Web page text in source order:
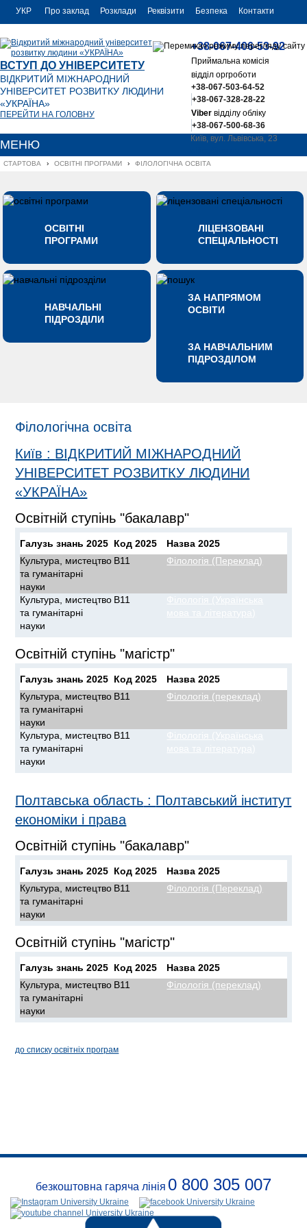
УКР
ENG
Про заклад Розклади Реквізити Безпека Контакти
ВСТУП ДО УНІВЕРСИТЕТУ
ВІДКРИТИЙ МІЖНАРОДНИЙ
УНІВЕРСИТЕТ РОЗВИТКУ ЛЮДИНИ
«УКРАЇНА»
ПЕРЕЙТИ НА ГОЛОВНУ
+38-067-406-53-92
Приймальна комісія
відділ оргроботи
+38-067-503-64-52
+38-067-328-28-22
Viberвідділу обліку
+38-067-500-68-36
Київ, вул. Львівська, 23
МЕНЮ
СТАРТОВА › ОСВІТНІ ПРОГРАМИ › ФІЛОЛОГІЧНА ОСВІТА
ОСВІТНІ
ПРОГРАМИ
ЛІЦЕНЗОВАНІ
СПЕЦІАЛЬНОСТІ
НАВЧАЛЬНІ
ПІДРОЗДІЛИ
ЗА НАПРЯМОМ
ОСВІТИ
ЗА НАВЧАЛЬНИМ
ПІДРОЗДІЛОМ
Філологічна освіта
Київ : ВІДКРИТИЙ МІЖНАРОДНИЙ
УНІВЕРСИТЕТ РОЗВИТКУ ЛЮДИНИ
«УКРАЇНА»
Освітній ступінь "бакалавр"
Галузь знань 2025 Код 2025
Назва 2025
Культура, мистецтво
та гуманітарні
науки
B11 Філологія (Переклад)
Культура, мистецтво
та гуманітарні
науки
B11
Освітній ступінь "магістр"
Галузь знань 2025 Код 2025
Назва 2025
Культура, мистецтво
та гуманітарні
науки
B11 Філологія (переклад)
Культура, мистецтво
та гуманітарні
науки
B11
Полтавська область : Полтавський інститут
економіки і права
Освітній ступінь "бакалавр"
Галузь знань 2025 Код 2025
Назва 2025
Культура, мистецтво
та гуманітарні
науки
B11 Філологія (Переклад)
Освітній ступінь "магістр"
Галузь знань 2025 Код 2025
Назва 2025
Культура, мистецтво
та гуманітарні
науки
B11 Філологія (переклад)
до списку освітніх програм
безкоштовна гаряча лінія 0 800 305 007
Про
заклад